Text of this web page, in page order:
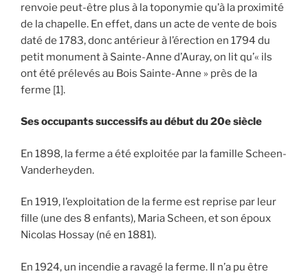
renvoie peut-être plus à la toponymie qu’à la proximité
de la chapelle. En effet, dans un acte de vente de bois
daté de 1783, donc antérieur à l’érection en 1794 du
petit monument à Sainte-Anne d’Auray, on lit qu’« ils
ont été prélevés au Bois Sainte-Anne » près de la
ferme [1].
Ses occupants successifs au début du 20e siècle
En 1898, la ferme a été exploitée par la famille Scheen-
Vanderheyden.
En 1919, l’exploitation de la ferme est reprise par leur
fille (une des 8 enfants), Maria Scheen, et son époux
Nicolas Hossay (né en 1881).
En 1924, un incendie a ravagé la ferme. Il n’a pu être